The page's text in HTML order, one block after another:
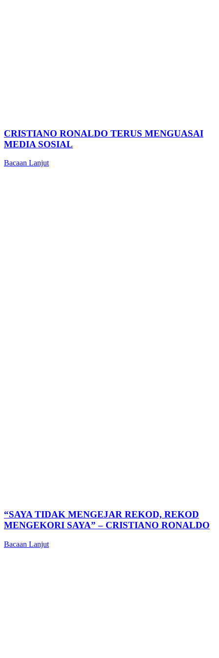
CRISTIANO RONALDO TERUS MENGUASAI
MEDIA SOSIAL
Bacaan Lanjut
“SAYA TIDAK MENGEJAR REKOD, REKOD
MENGEKORI SAYA” – CRISTIANO RONALDO
Bacaan Lanjut